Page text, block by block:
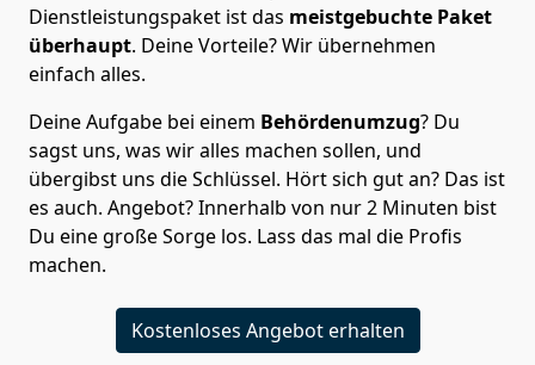
Dienstleistungspaket ist das meistgebuchte Paket
überhaupt. Deine Vorteile? Wir übernehmen
einfach alles.
Deine Aufgabe bei einem Behördenumzug? Du
sagst uns, was wir alles machen sollen, und
übergibst uns die Schlüssel. Hört sich gut an? Das ist
es auch. Angebot? Innerhalb von nur 2 Minuten bist
Du eine große Sorge los. Lass das mal die Profis
machen.
Kostenloses Angebot erhalten